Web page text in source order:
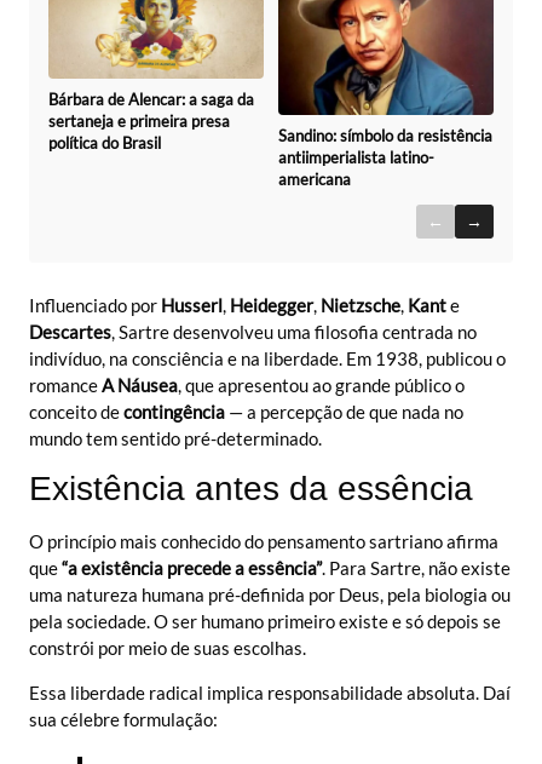
Bárbara de Alencar: a saga da
sertaneja e primeira presa
política do Brasil
Sandino: símbolo da resistência
antiimperialista latino-
americana
← →
Influenciado por Husserl, Heidegger, Nietzsche, Kante
Descartes, Sartre desenvolveu uma filosofia centrada no
indivíduo, na consciência e na liberdade. Em 1938, publicou o
romanceA Náusea, que apresentou ao grande público o
conceito decontingência — a percepção de que nada no
mundo tem sentido pré-determinado.
Existência antes da essência
O princípio mais conhecido do pensamento sartriano afirma
que“a existência precede a essência”. Para Sartre, não existe
uma natureza humana pré-definida por Deus, pela biologia ou
pela sociedade. O ser humano primeiro existe e só depois se
constrói por meio de suas escolhas.
Essa liberdade radical implica responsabilidade absoluta. Daí
sua célebre formulação: